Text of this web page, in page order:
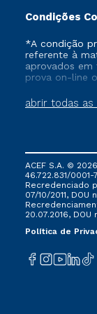
Condições
abrir todas as
*A condição
referente à
aprovados
prova on-line
vigente, que
tenham
via FIES,
não se
ofertada pela
ACEF S.A. ©
46.722.831/0001-
Recredenciado
07/10/2011, DOU
20.07.2016, DOU
Política de